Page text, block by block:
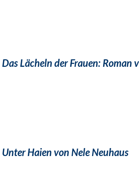
Das Lächeln der Frauen: Roman
Unter Haien von Nele Neuhaus